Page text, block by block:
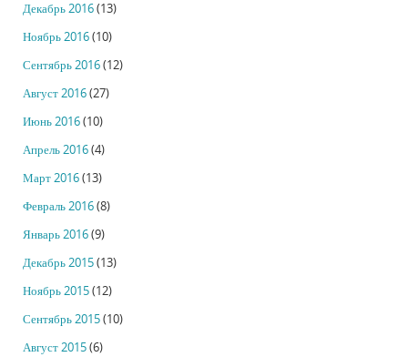
Декабрь 2016(13)
Ноябрь 2016(10)
Сентябрь 2016(12)
Август 2016(27)
Июнь 2016(10)
Апрель 2016(4)
Март 2016(13)
Февраль 2016(8)
Январь 2016(9)
Декабрь 2015(13)
Ноябрь 2015(12)
Сентябрь 2015(10)
Август 2015(6)